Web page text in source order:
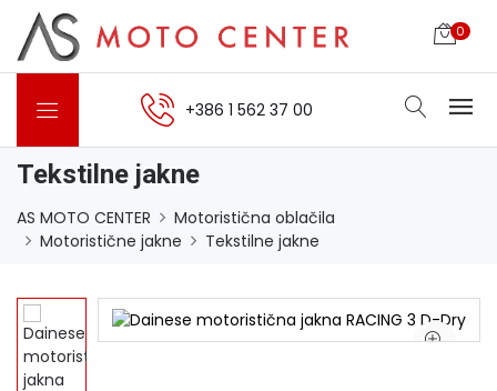
0
+386 1 562 37 00
Tekstilne jakne
AS MOTO CENTER
Motoristična oblačila
Motoristične jakne
Tekstilne jakne